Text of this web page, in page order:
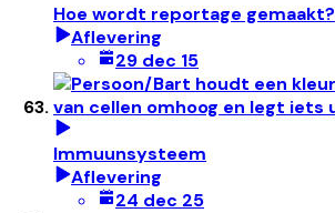
Hoe wordt reportage gemaakt?
Aflevering
29 dec 15
Immuunsysteem
Aflevering
24 dec 25